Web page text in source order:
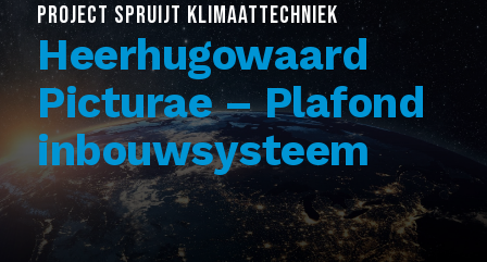
PROJECT SPRUIJT KLIMAATTECHNIEK
Heerhugowaard
Picturae – Plafond
inbouwsysteem